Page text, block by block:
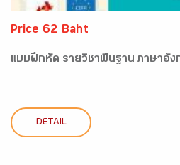
Price 62 Baht
แบบฝึกหัด รายวิชาพื้นฐาน ภาษาอัง
DETAIL